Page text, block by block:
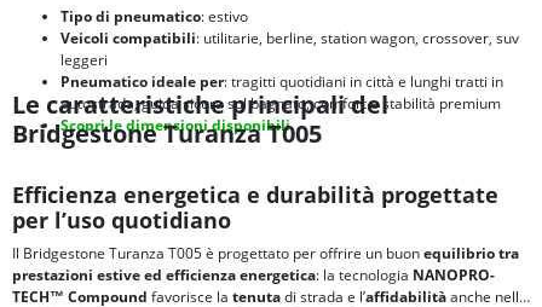
Tipo di pneumatico: estivo
Veicoli compatibili: utilitarie, berline, station wagon, crossover, suv
leggeri
Pneumatico ideale per: tragitti quotidiani in città e lunghi tratti in
autostrada, guida sicura sul bagnato, comfort e stabilità premium
Scopri le dimensioni disponibili.
Le caratteristiche principali del
Bridgestone Turanza T005
Efficienza energetica e durabilità progettate
per l’uso quotidiano
Il Bridgestone Turanza T005 è progettato per offrire un buonequilibrio tra
prestazioni estive ed efficienza energetica: la tecnologia NANOPRO-
TECH™ Compound favorisce la tenutadi strada e l’affidabilitàanche nelle